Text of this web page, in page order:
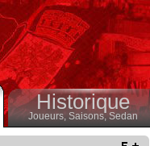
Historique
Joueurs, Saisons,Sedan